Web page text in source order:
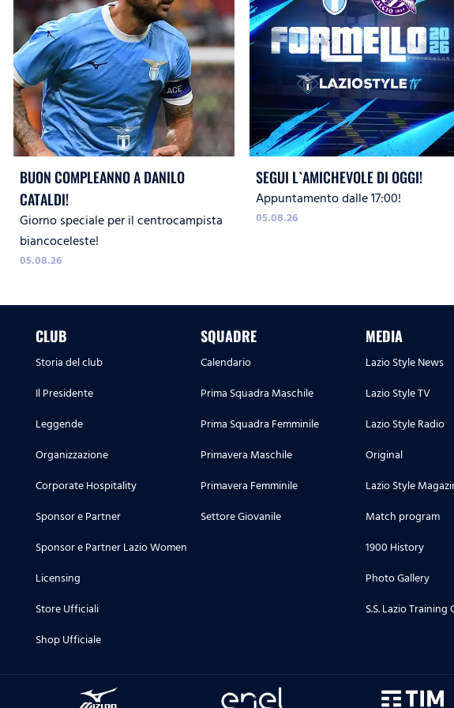
BUON COMPLEANNO A DANILO
CATALDI!
Giorno speciale per il centrocampista
biancoceleste!
05.08.26
SEGUI L`AMICHEVOLE DI OGGI!
Appuntamento dalle 17:00!
05.08.26
CLUB
Storia del club
Il Presidente
Leggende
Organizzazione
Corporate Hospitality
Sponsor e Partner
Sponsor e Partner Lazio Women
Licensing
Store Ufficiali
Shop Ufficiale
SQUADRE
Calendario
Prima Squadra Maschile
Prima Squadra Femminile
Primavera Maschile
Primavera Femminile
Settore Giovanile
MEDIA
Lazio Style News
Lazio Style TV
Lazio Style Radio
Original
Lazio Style
Match program
1900 History
Photo Gallery
S.S. Lazio Training